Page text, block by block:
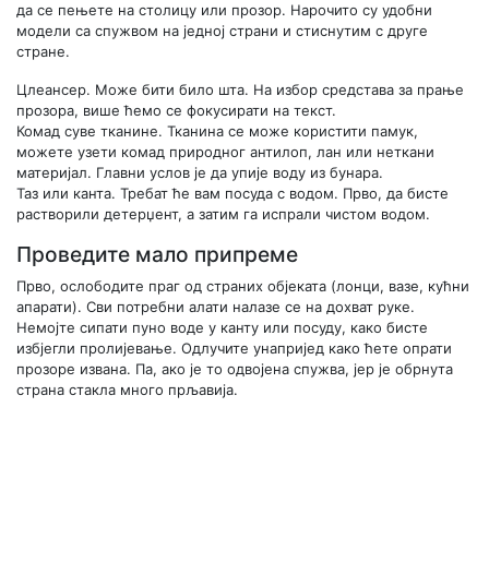
да се пењете на столицу или прозор. Нарочито су удобни
модели са спужвом на једној страни и стиснутим с друге
стране.
Цлеансер. Може бити било шта. На избор средстава за прање
прозора, више ћемо се фокусирати на текст.
Комад суве тканине. Тканина се може користити памук,
можете узети комад природног антилоп, лан или неткани
материјал. Главни услов је да упије воду из бунара.
Таз или канта. Требат ће вам посуда с водом. Прво, да бисте
растворили детерџент, а затим га испрали чистом водом.
Проведите мало припреме
Прво, ослободите праг од страних објеката (лонци, вазе, кућни
апарати). Сви потребни алати налазе се на дохват руке.
Немојте сипати пуно воде у канту или посуду, како бисте
избјегли пролијевање. Одлучите унапријед како ћете опрати
прозоре извана. Па, ако је то одвојена спужва, јер је обрнута
страна стакла много прљавија.